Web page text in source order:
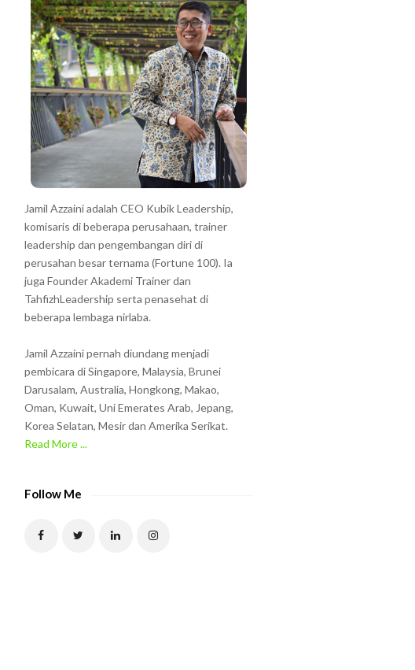
Jamil Azzaini adalah CEO Kubik Leadership,
komisaris di beberapa perusahaan, trainer
leadership dan pengembangan diri di
perusahan besar ternama (Fortune 100). Ia
juga Founder Akademi Trainer dan
TahfizhLeadership serta penasehat di
beberapa lembaga nirlaba.
Jamil Azzaini pernah diundang menjadi
pembicara di Singapore, Malaysia, Brunei
Darusalam, Australia, Hongkong, Makao,
Oman, Kuwait, Uni Emerates Arab, Jepang,
Korea Selatan, Mesir dan Amerika Serikat.
Read More ...
Follow Me